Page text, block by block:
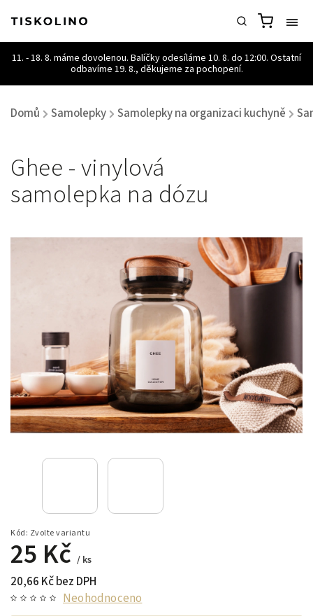
Domů / Samolepky / Samolepky na organizaci kuchyně /
Ghee - vinylová
samolepka na dózu
Kód: Zvolte variantu
25 Kč / ks
20,66 Kč bez DPH
Neohodnoceno